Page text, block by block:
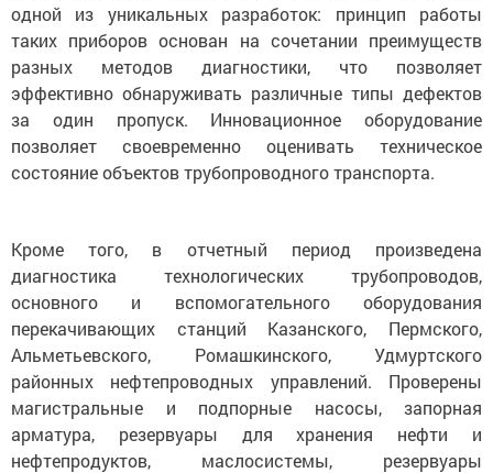
одной из уникальных разработок: принцип работы
таких приборов основан на сочетании преимуществ
разных методов диагностики, что позволяет
эффективно обнаруживать различные типы дефектов
за один пропуск. Инновационное оборудование
позволяет своевременно оценивать техническое
состояние объектов трубопроводного транспорта.
Кроме того, в отчетный период произведена
диагностика технологических трубопроводов,
основного и вспомогательного оборудования
перекачивающих станций Казанского, Пермского,
Альметьевского, Ромашкинского, Удмуртского
районных нефтепроводных управлений. Проверены
магистральные и подпорные насосы, запорная
арматура, резервуары для хранения нефти и
нефтепродуктов, маслосистемы, резервуары